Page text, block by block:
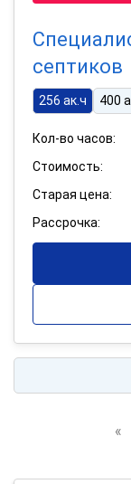
септиков
256 ак.ч 400
Кол-во часов:
Стоимость:
Старая цена:
Рассрочка:
«